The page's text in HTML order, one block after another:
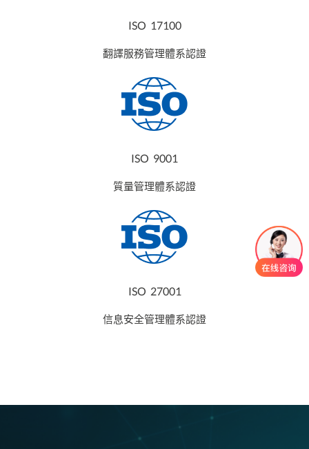
ISO 17100
翻譯服務管理體系認證
ISO 9001
質量管理體系認證
ISO 27001
信息安全管理體系認證